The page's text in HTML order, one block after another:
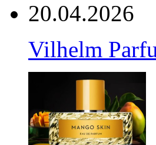
20.04.2026
Vilhelm